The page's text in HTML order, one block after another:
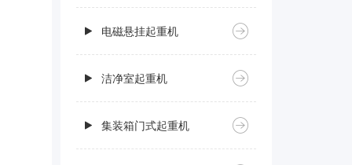
电磁悬挂起重机
洁净室起重机
集装箱门式起重机